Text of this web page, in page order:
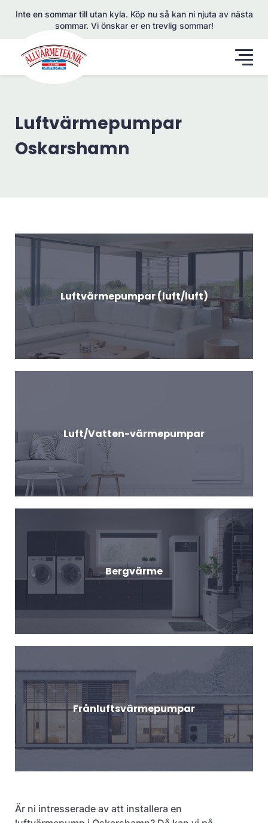
Inte en sommar till utan kyla. Köp nu så kan ni njuta av nästa
sommar. Vi önskar er en trevlig sommar!
Luftvärmepumpar
Oskarshamn
Luftvärmepumpar (luft/luft)
Luft/Vatten-värmepumpar
Bergvärme
Frånluftsvärmepumpar
Är ni intresserade av att installera en